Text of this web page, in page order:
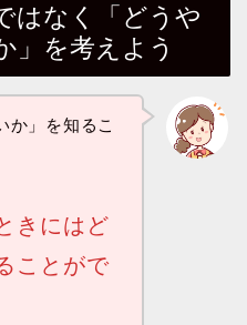
はなく「どうや
」を考えよう
か」を知るこ
きにはど
ことがで